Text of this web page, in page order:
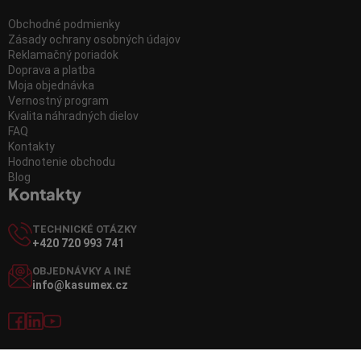
Obchodné podmienky
Zásady ochrany osobných údajov
Reklamačný poriadok
Doprava a platba
Moja objednávka
Vernostný program
Kvalita náhradných dielov
FAQ
Kontakty
Hodnotenie obchodu
Blog
Kontakty
TECHNICKÉ OTÁZKY
+420 720 993 741
OBJEDNÁVKY A INÉ
info@kasumex.cz